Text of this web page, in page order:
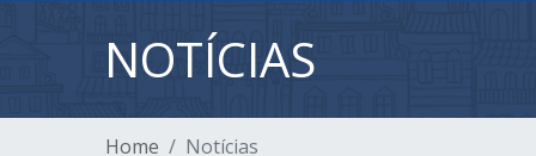
NOTÍCIAS
Home Notícias